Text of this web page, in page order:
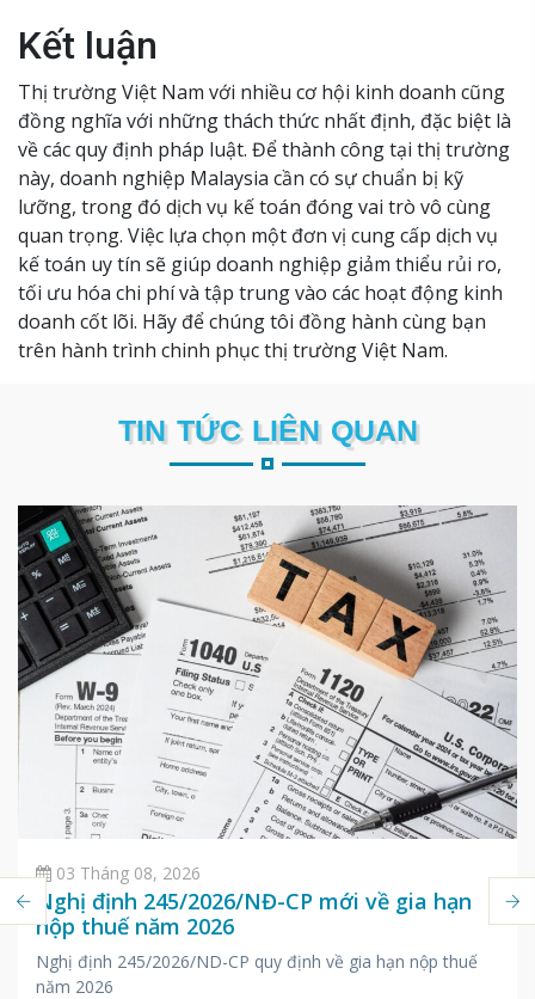
Kết luận
Thị trường Việt Nam với nhiều cơ hội kinh doanh cũng
đồng nghĩa với những thách thức nhất định, đặc biệt là
về các quy định pháp luật. Để thành công tại thị trường
này, doanh nghiệp Malaysia cần có sự chuẩn bị kỹ
lưỡng, trong đó dịch vụ kế toán đóng vai trò vô cùng
quan trọng. Việc lựa chọn một đơn vị cung cấp dịch vụ
kế toán uy tín sẽ giúp doanh nghiệp giảm thiểu rủi ro,
tối ưu hóa chi phí và tập trung vào các hoạt động kinh
doanh cốt lõi. Hãy để chúng tôi đồng hành cùng bạn
trên hành trình chinh phục thị trường Việt Nam.
TIN TỨC LIÊN QUAN
03 Tháng 08, 2026
Nghị định 245/2026/NĐ-CP mới về gia hạn
nộp thuế năm 2026
Nghị định 245/2026/ND-CP quy định về gia hạn nộp thuế
năm 2026